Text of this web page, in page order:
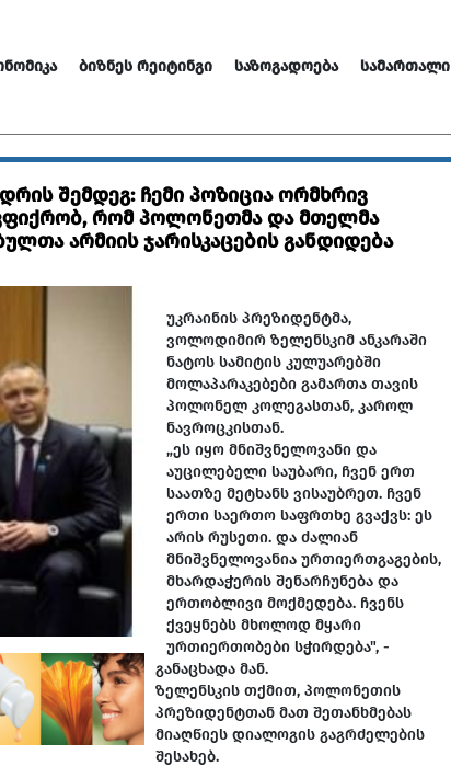
ᲑᲘᲖᲜᲔᲡ ᲠᲔᲘᲢᲘᲜᲒᲘ ᲡᲐᲖᲝᲒᲐᲓᲝᲔᲑᲐ ᲡᲐᲛᲐᲠᲗᲐᲚᲘ
შემდეგ: ჩემი პოზიცია ორმხრივ
რომ პოლონეთმა და მთელმა
არმიის ჯარისკაცების განდიდება
უკრაინის პრეზიდენტმა,
ვოლოდიმირ ზელენსკიმ ანკარაში
ნატოს სამიტის კულუარებში
მოლაპარაკებები გამართა თავის
პოლონელ კოლეგასთან, კაროლ
ნავროცკისთან.
„ეს იყო მნიშვნელოვანი და
აუცილებელი საუბარი, ჩვენ ერთ
საათზე მეტხანს ვისაუბრეთ. ჩვენ
ერთი საერთო საფრთხე გვაქვს: ეს
არის რუსეთი. და ძალიან
მნიშვნელოვანია ურთიერთგაგების,
მხარდაჭერის შენარჩუნება და
ერთობლივი მოქმედება. ჩვენს
ქვეყნებს მხოლოდ მყარი
ურთიერთობები სჭირდება", -
განაცხადა მან.
ზელენსკის თქმით, პოლონეთის
პრეზიდენტთან მათ შეთანხმებას
მიაღწიეს დიალოგის გაგრძელების
შესახებ.